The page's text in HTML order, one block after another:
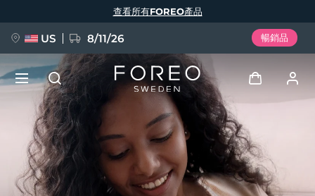
查看所有FOREO產品
US 8/11/26 暢銷品
用戶信息
新品
BREAKING NEWS
語言
English Deutsch
Español